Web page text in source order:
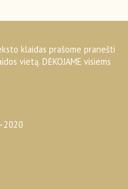
klaidas prašome pranešti
vietą. DĖKOJAME visiems